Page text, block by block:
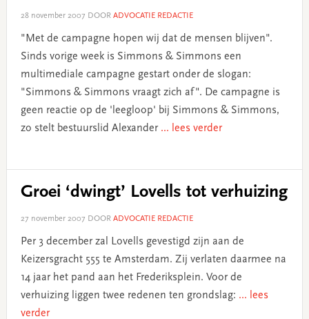
28 november 2007 DOOR ADVOCATIE REDACTIE
"Met de campagne hopen wij dat de mensen blijven".
Sinds vorige week is Simmons & Simmons een
multimediale campagne gestart onder de slogan:
"Simmons & Simmons vraagt zich af". De campagne is
geen reactie op de 'leegloop' bij Simmons & Simmons,
zo stelt bestuurslid Alexander ... lees verder
Groei ‘dwingt’ Lovells tot verhuizing
27 november 2007 DOOR ADVOCATIE REDACTIE
Per 3 december zal Lovells gevestigd zijn aan de
Keizersgracht 555 te Amsterdam. Zij verlaten daarmee na
14 jaar het pand aan het Frederiksplein. Voor de
verhuizing liggen twee redenen ten grondslag: ... lees
verder